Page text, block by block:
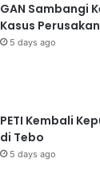
GAN Sambangi
Kasus
5 days ago
PETI Kembali
di Tebo
5 days ago